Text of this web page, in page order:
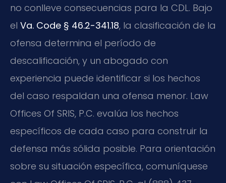
no conlleve consecuencias para la CDL. Bajo
el Va. Code § 46.2-341.18, la clasificación de la
ofensa determina el período de
descalificación, y un abogado con
experiencia puede identificar si los hechos
del caso respaldan una ofensa menor. Law
Offices Of SRIS, P.C. evalúa los hechos
específicos de cada caso para construir la
defensa más sólida posible. Para orientación
sobre su situación específica, comuníquese